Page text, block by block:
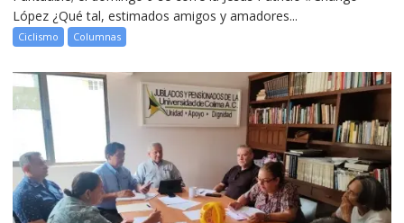
López ¿Qué tal, estimados amigos y amadores...
Ciclismo Columnas